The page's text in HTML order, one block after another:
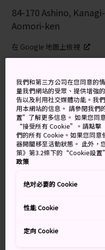
84-170 Ashino,
Aomori-ken
在 Google 地圖上檢視
關鍵字 地圖
日本最棒的賞
日本的每個人都有自己偏
變得特別不同。
交通方式
從五所川原站搭乘火車到公
我們和第三方公司在您同意的
量我們網站的受眾、提供增強
告以及利用社交媒體功能。我
用本網站的信息。 請參閱我
置”了解更多信息。 如果您同
“接受所有 Cookie”。請點
們的所有 Cookie。如果您同
器開關移至活動狀態。 此外，
策》第3.2條下的“Cookie設置
政策
绝对必要的 Cookie
性能 Cookie
定向 Cookie